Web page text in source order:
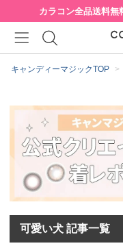
カラコン全品送料無
キャンディーマジックTOP
可愛い犬 記事一覧